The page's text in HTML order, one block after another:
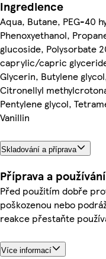
Ingredience
Aqua, Butane, PEG-40
Phenoxyethanol,
glucoside, Polysorbate
caprylic/capric
Glycerin, Butylene
Citronellyl
Pentylene glycol,
Vanillin
Skladování a příprava
Příprava a používání
Před použitím dobře
poškozenou nebo
reakce přestaňte
Více informací